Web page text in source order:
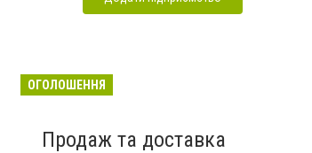
ОГОЛОШЕННЯ
Продаж та доставка